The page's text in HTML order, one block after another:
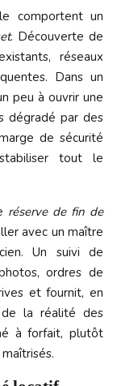
comportent un
. Découverte de
réseaux
Dans un
peu à ouvrir une
dégradé par des
de sécurité
tout le
réserve de fin de
avec un maître
Un suivi de
ordres de
et fournit, en
de la réalité des
à forfait, plutôt